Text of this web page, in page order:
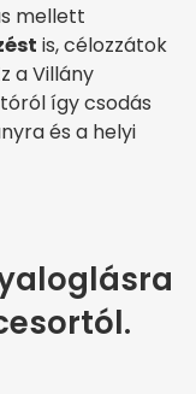
mellett
is, célozzátok
a Villány
így csodás
és a helyi